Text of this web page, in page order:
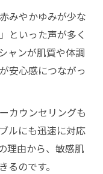
みやかゆみが少な
といった声が多く
ャンが肌質や体調
安心感につながっ
カウンセリングも
ルにも迅速に対応
理由から、敏感肌
のです。